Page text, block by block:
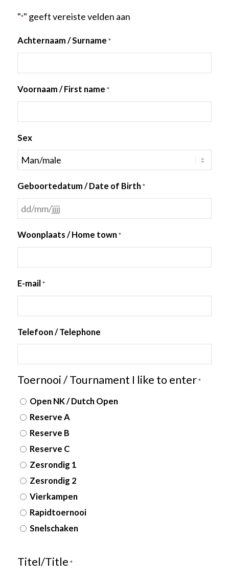
"*" geeft vereiste velden aan
Achternaam / Surname *
Voornaam / First name *
Sex
Geboortedatum / Date of Birth *
DD
slash
MM
Woonplaats / Home town *
E-mail *
Telefoon / Telephone
Toernooi / Tournament I like to enter *
Open NK / Dutch Open
Reserve A
Reserve B
Reserve C
Zesrondig 1
Zesrondig 2
Vierkampen
Rapidtoernooi
Snelschaken
Titel/Title *